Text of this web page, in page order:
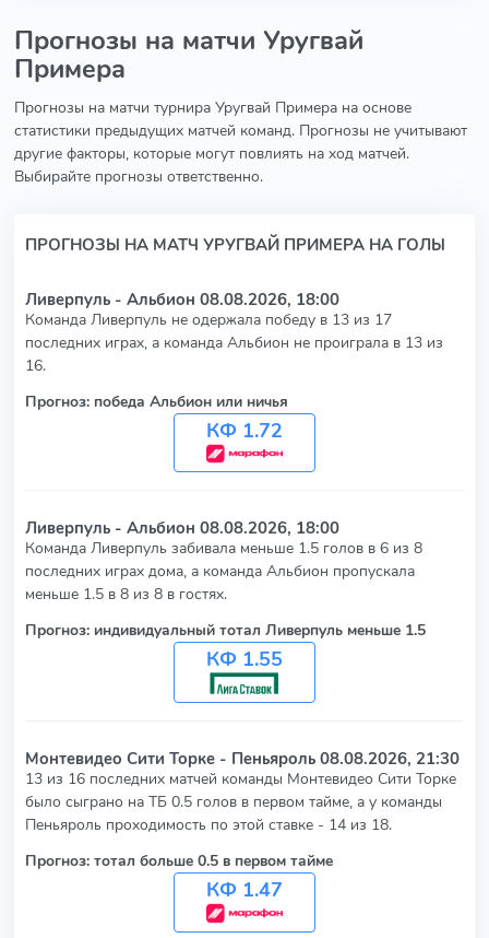
Прогнозы на матчи Уругвай
Примера
Прогнозы на матчи турнира Уругвай Примера на основе
статистики предыдущих матчей команд. Прогнозы не учитывают
другие факторы, которые могут повлиять на ход матчей.
Выбирайте прогнозы ответственно.
ПРОГНОЗЫ НА МАТЧ УРУГВАЙ ПРИМЕРА НА ГОЛЫ
Ливерпуль - Альбион 08.08.2026, 18:00
Команда Ливерпуль не одержала победу в 13 из 17
последних играх, а команда Альбион не проиграла в 13 из
16.
Прогноз: победа Альбион или ничья
КФ 1.72
Ливерпуль - Альбион 08.08.2026, 18:00
Команда Ливерпуль забивала меньше 1.5 голов в 6 из 8
последних играх дома, а команда Альбион пропускала
меньше 1.5 в 8 из 8 в гостях.
Прогноз: индивидуальный тотал Ливерпуль меньше 1.5
КФ 1.55
Монтевидео Сити Торке - Пеньяроль 08.08.2026, 21:30
13 из 16 последних матчей команды Монтевидео Сити Торке
было сыграно на ТБ 0.5 голов в первом тайме, а у команды
Пеньяроль проходимость по этой ставке - 14 из 18.
Прогноз: тотал больше 0.5 в первом тайме
КФ 1.47